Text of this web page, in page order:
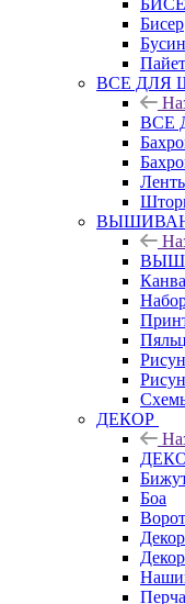
Бисер
ВСЕ ДЛЯ
ВСЕ
Канва
ДЕКОР
Боа